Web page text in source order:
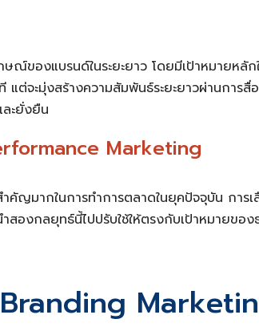
องแบรนด์ในระยะยาว โดยมีเป้าหมายหลั
จะมุ่งสร้างความสัมพันธ์ระยะยาวผ่านการสื่
ะยั่งยืน
Marketing
ากในการทำการตลาดในยุคปัจจุบัน การเลื
องกลยุทธ์นี้ไปปรับใช้ให้ตรงกับเป้าหมายขอ